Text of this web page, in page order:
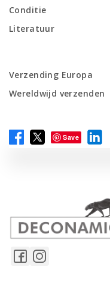
Conditie
Literatuur
Verzending Europa
Wereldwijd verzenden
Save